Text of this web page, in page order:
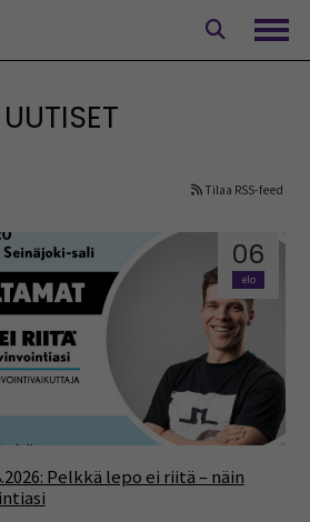
UUTISET
Tilaa RSS-feed
06
elo
Pelkkä lepo ei riitä – näin